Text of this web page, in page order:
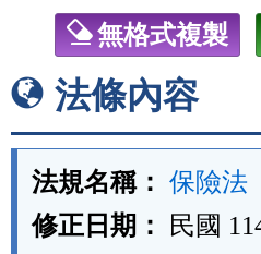
無格式複製
法條內容
法規名稱： 保險法
修正日期：
民國